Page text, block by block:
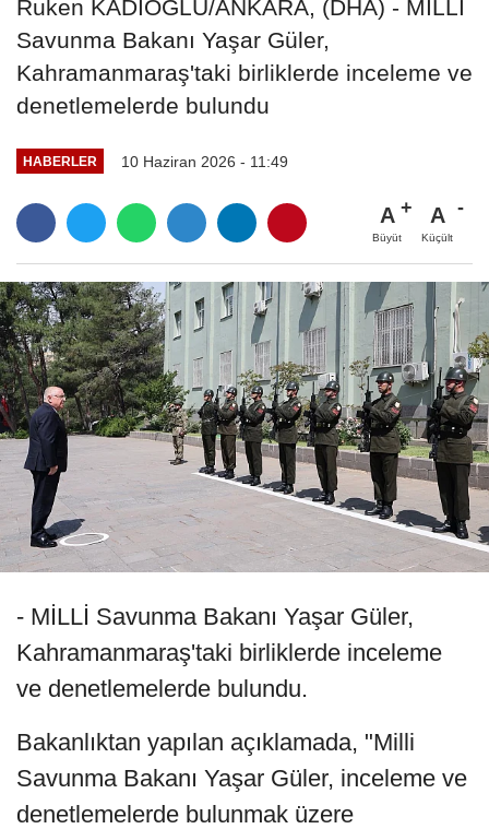
Ruken KADIOĞLU/ANKARA, (DHA) - MİLLİ
Savunma Bakanı Yaşar Güler,
Kahramanmaraş'taki birliklerde inceleme ve
denetlemelerde bulundu
HABERLER 10 Haziran 2026 - 11:49
A
Büyüt
A
Küçült
- MİLLİ Savunma Bakanı Yaşar Güler,
Kahramanmaraş'taki birliklerde inceleme
ve denetlemelerde bulundu.
Bakanlıktan yapılan açıklamada, "Milli
Savunma Bakanı Yaşar Güler, inceleme ve
denetlemelerde bulunmak üzere